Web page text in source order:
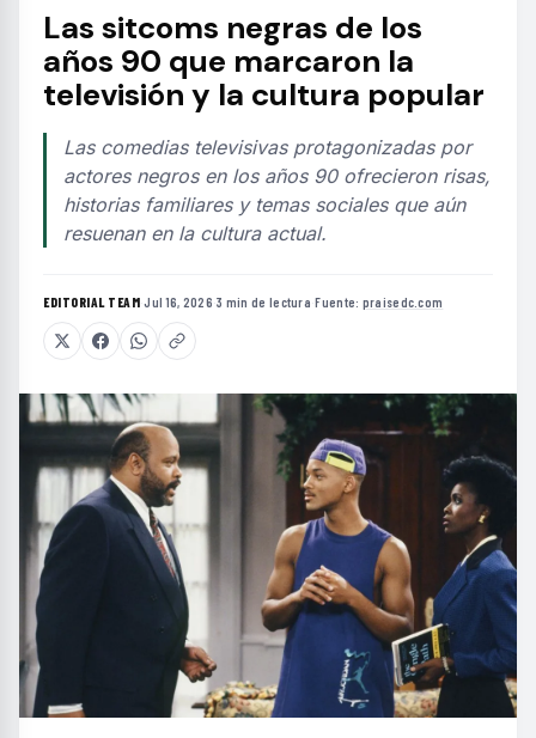
Las sitcoms negras de los
años 90 que marcaron la
televisión y la cultura popular
Las comedias televisivas protagonizadas por
actores negros en los años 90 ofrecieron risas,
historias familiares y temas sociales que aún
resuenan en la cultura actual.
EDITORIAL TEAM·Jul 16, 2026·3 min de lectura·Fuente: praisedc.com